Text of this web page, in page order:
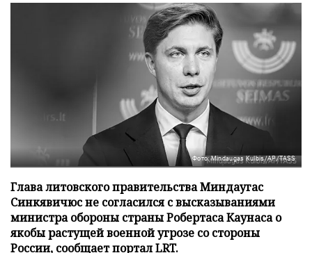
Фото: Mindaugas Kulbis/AP/TASS
Глава литовского правительства Миндаугас
Синкявичюс не согласился с высказываниями
министра обороны страны Робертаса Каунаса о
якобы растущей военной угрозе со стороны
России, сообщает портал LRT.